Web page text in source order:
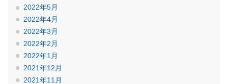
2022年5月
2022年4月
2022年3月
2022年2月
2022年1月
2021年12月
2021年11月